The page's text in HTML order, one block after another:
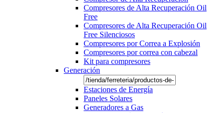
Compresores de Alta Recuperación Oil
Free
Compresores de Alta Recuperación Oil
Free Silenciosos
Compresores por Correa a Explosión
Compresores por correa con cabezal
Kit para compresores
Generación
Estaciones de Energía
Paneles Solares
Generadores a Gas